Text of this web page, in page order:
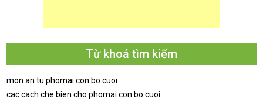
Từ khoá tìm kiếm
mon an tu phomai con bo cuoi
cac cach che bien cho phomai con bo cuoi